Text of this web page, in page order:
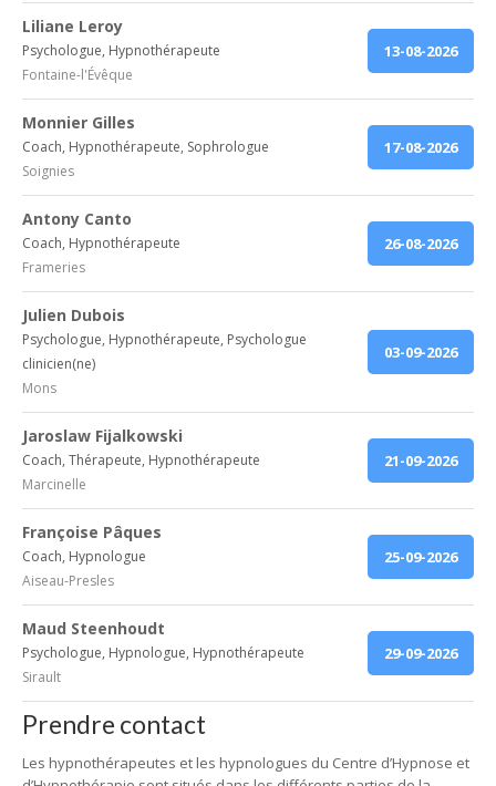
Liliane Leroy
Psychologue, Hypnothérapeute
Fontaine-l'Évêque
13-08-2026
Monnier Gilles
Coach, Hypnothérapeute, Sophrologue
Soignies
17-08-2026
Antony Canto
Coach, Hypnothérapeute
Frameries
26-08-2026
Julien Dubois
Psychologue, Hypnothérapeute, Psychologue
clinicien(ne)
Mons
03-09-2026
Jaroslaw Fijalkowski
Coach, Thérapeute, Hypnothérapeute
Marcinelle
21-09-2026
Françoise Pâques
Coach, Hypnologue
Aiseau-Presles
25-09-2026
Maud Steenhoudt
Psychologue, Hypnologue, Hypnothérapeute
Sirault
29-09-2026
Prendre contact
Les hypnothérapeutes et les hypnologues du Centre d’Hypnose et